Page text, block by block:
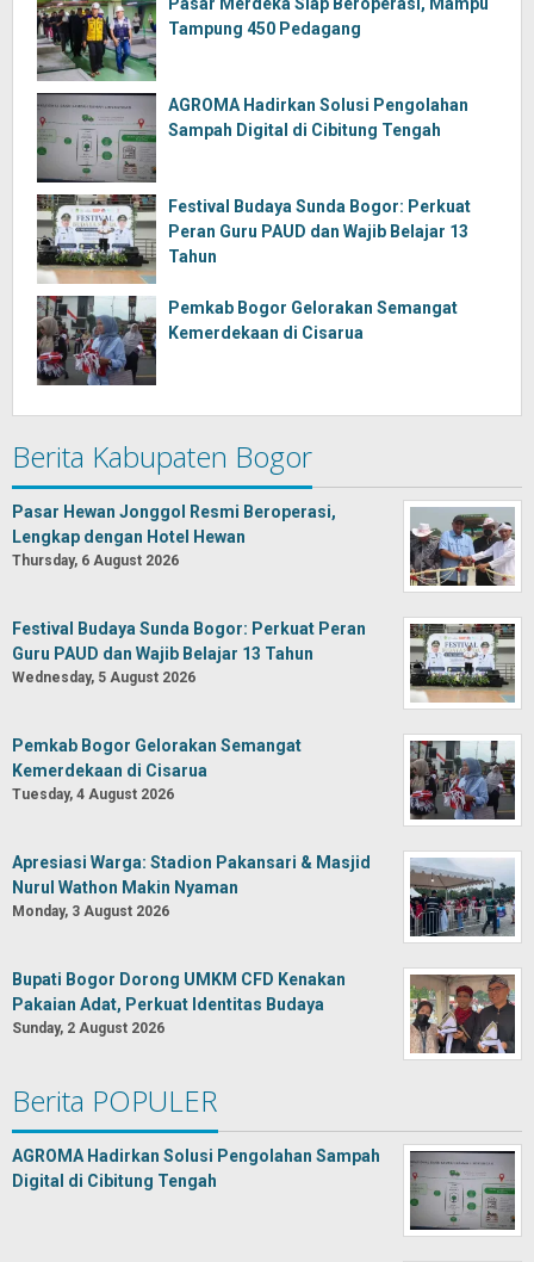
Tampung 450 Pedagang
AGROMA Hadirkan Solusi Pengolahan
Sampah Digital di Cibitung Tengah
Festival Budaya Sunda Bogor: Perkuat
Peran Guru PAUD dan Wajib Belajar 13
Tahun
Pemkab Bogor Gelorakan Semangat
Kemerdekaan di Cisarua
Berita Kabupaten Bogor
Pasar Hewan Jonggol Resmi Beroperasi,
Lengkap dengan Hotel Hewan
Thursday, 6 August 2026
Festival Budaya Sunda Bogor: Perkuat Peran
Guru PAUD dan Wajib Belajar 13 Tahun
Wednesday, 5 August 2026
Pemkab Bogor Gelorakan Semangat
Kemerdekaan di Cisarua
Tuesday, 4 August 2026
Apresiasi Warga: Stadion Pakansari & Masjid
Nurul Wathon Makin Nyaman
Monday, 3 August 2026
Bupati Bogor Dorong UMKM CFD Kenakan
Pakaian Adat, Perkuat Identitas Budaya
Sunday, 2 August 2026
Berita POPULER
AGROMA Hadirkan Solusi Pengolahan Sampah
Digital di Cibitung Tengah